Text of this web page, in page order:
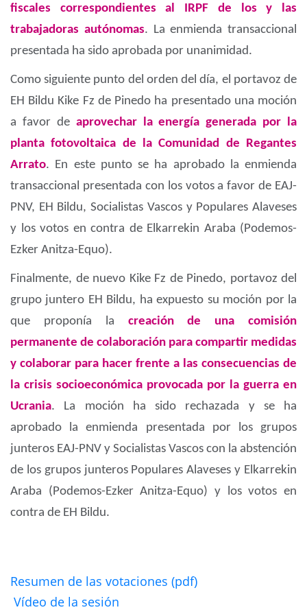
fiscales correspondientes al IRPF de los y las
trabajadoras autónomas. La enmienda transaccional
presentada ha sido aprobada por unanimidad.
Como siguiente punto del orden del día, el portavoz de
EH Bildu Kike Fz de Pinedo ha presentado una moción
a favor de aprovechar la energía generada por la
planta fotovoltaica de la Comunidad de Regantes
Arrato. En este punto se ha aprobado la enmienda
transaccional presentada con los votos a favor de EAJ-
PNV, EH Bildu, Socialistas Vascos y Populares Alaveses
y los votos en contra de Elkarrekin Araba (Podemos-
Ezker Anitza-Equo).
Finalmente, de nuevo Kike Fz de Pinedo, portavoz del
grupo juntero EH Bildu, ha expuesto su moción por la
que proponía la creación de una comisión
permanente de colaboración para compartir medidas
y colaborar para hacer frente a las consecuencias de
la crisis socioeconómica provocada por la guerra en
Ucrania. La moción ha sido rechazada y se ha
aprobado la enmienda presentada por los grupos
junteros EAJ-PNV y Socialistas Vascos con la abstención
de los grupos junteros Populares Alaveses y Elkarrekin
Araba (Podemos-Ezker Anitza-Equo) y los votos en
contra de EH Bildu.
Resumen de las votaciones (pdf)
Vídeo de la sesión